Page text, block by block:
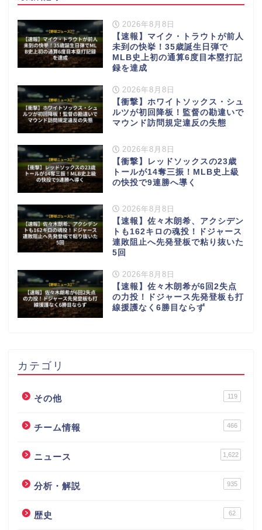
2026年8月8日
【速報】マイク・トラウトが前人
未到の快挙！35歳誕生日弾で
MLB史上初の通算6度目本塁打記
録を達成
2026年8月8日
【衝撃】ホワイトソックス・シュ
ルツが初回降板！監督の勘違いで
マウンド訪問規定違反の失態
2026年8月8日
【衝撃】レッドソックスの23歳
トールが14奪三振！MLB史上級
の快投で9連勝へ導く
2026年8月8日
【速報】佐々木朗希、アクシデン
トも162キロの魂投！ドジャース
連敗阻止へ先発登板で粘り抜いた
5回
2026年8月8日
【速報】佐々木朗希が6回2失点
の力投！ドジャース先発登板も打
線援護なく6勝目ならず
カテゴリ
その他 119
チーム情報 466
ニュース 1,622
分析・解説 935
歴史 62